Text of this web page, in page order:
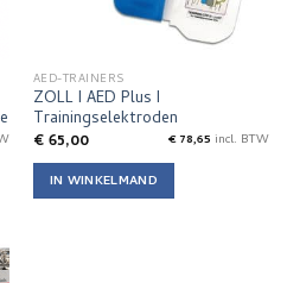
AED-TRAINERS
ZOLL I AED Plus I
Trainingselektroden
€65,00 €78,65 incl. BTW
IN WINKELMAND